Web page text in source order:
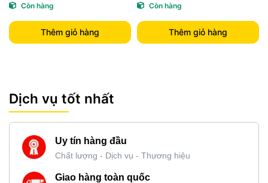
Còn hàng
Thêm giỏ hàng
Còn hàng
Thêm giỏ hàng
Dịch vụ tốt nhất
Uy tín hàng đầu
Chất lượng - Dịch vụ - Thương hiệu
Giao hàng toàn quốc